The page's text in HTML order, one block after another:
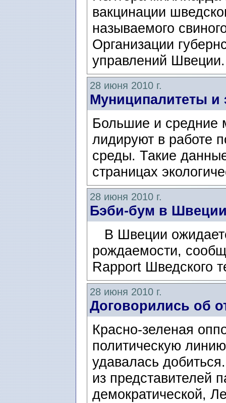
вакцинации
называемого
Организации
управлений Швеции.
28 июня 2010 г.
Муниципалитеты и
Большие и средние
лидируют в работе
среды. Такие
страницах
28 июня 2010 г.
Бэби-бум в
В Швеции
рождаемости,
Rapport Шведского
28 июня 2010 г.
Договорились об
Красно-зеленая
политическую
удавалась
из представителей
демократической,